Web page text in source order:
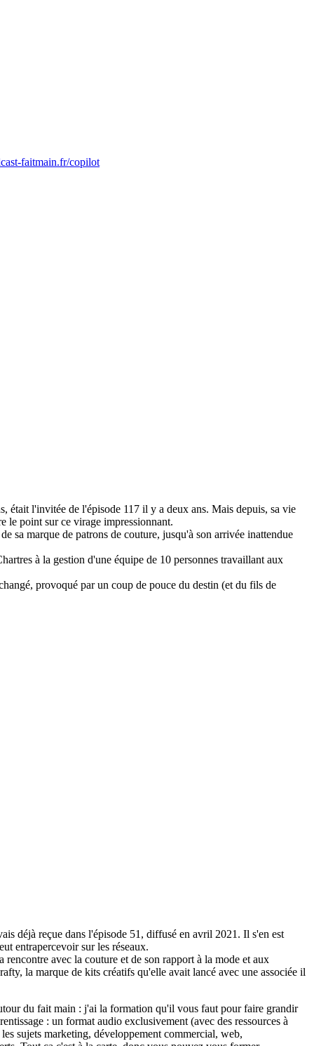
faitmain.fr/copilot
était l'invitée de l'épisode 117 il y a deux ans. Mais depuis, sa vie
le point sur ce virage impressionnant.
sa marque de patrons de couture, jusqu'à son arrivée inattendue
à la gestion d'une équipe de 10 personnes travaillant aux
provoqué par un coup de pouce du destin (et du fils de
déjà reçue dans l'épisode 51, diffusé en avril 2021. Il s'en est
entrapercevoir sur les réseaux.
avec la couture et de son rapport à la mode et aux
la marque de kits créatifs qu'elle avait lancé avec une associée il
du fait main : j'ai la formation qu'il vous faut pour faire grandir
: un format audio exclusivement (avec des ressources à
sujets marketing, développement commercial, web,